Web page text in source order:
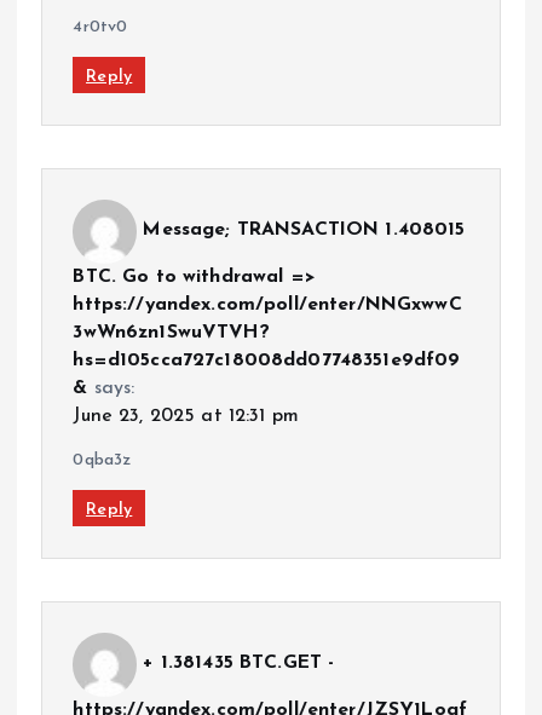
4r0tv0
Reply
Message; TRANSACTION 1.408015
BTC. Go to withdrawal =>
https://yandex.com/poll/enter/NNGxwwC
3wWn6zn1SwuVTVH?
hs=d105cca727c18008dd07748351e9df09
& says:
June 23, 2025 at 12:31 pm
0qba3z
Reply
+ 1.381435 BTC.GET -
https://yandex.com/poll/enter/JZSY1Loqf